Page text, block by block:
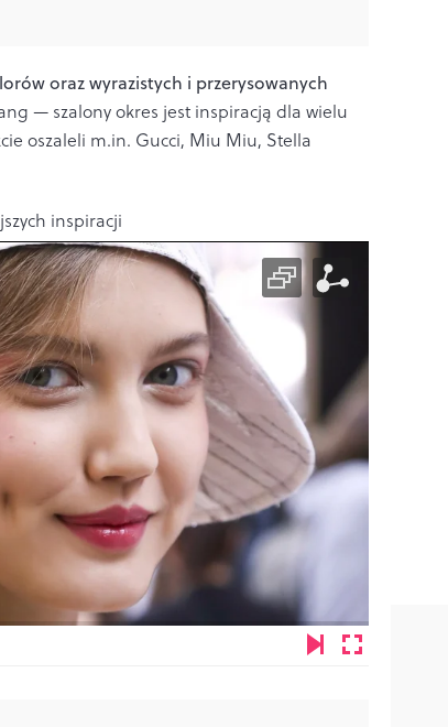
oraz wyrazistych i przerysowanych
— szalony okres jest inspiracją dla wielu
oszaleli m.in. Gucci, Miu Miu, Stella
inspiracji